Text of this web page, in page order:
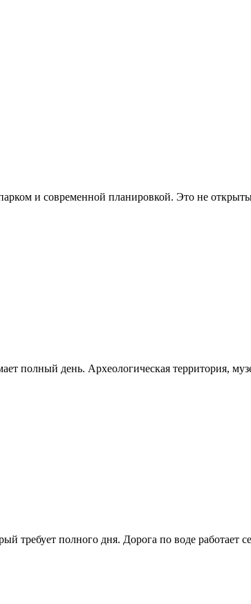
и современной планировкой. Это не
полный день. Археологическая территория,
требует полного дня. Дорога по воде работает